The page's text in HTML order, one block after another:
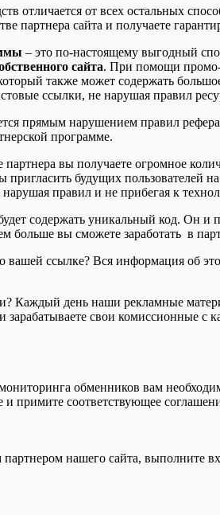
отличается от всех остальных
партнера сайта и получаете
– это по-настоящему выгодный
сайта. При помощи промо-
также может содержать
ссылки, не нарушая правил
прямым нарушением правил
программе.
партнера вы получаете огромное
пригласить будущих пользователей
правил и не прибегая к
содержать уникальный код. Он
больше вы сможете заработать в
вашей ссылке? Вся информация об
Каждый день наши рекламные
свои комиссионные с
обменников вам
примите соответствующее
нашего сайта, выполните